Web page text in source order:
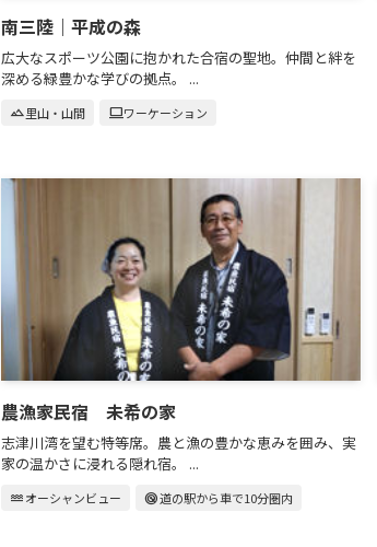
南三陸｜平成の森
広大なスポーツ公園に抱かれた合宿の聖地。仲間と絆を
深める緑豊かな学びの拠点。 ...
landscape里山・山間 computerワーケーション
農漁家民宿 未希の家
志津川湾を望む特等席。農と漁の豊かな恵みを囲み、実
家の温かさに浸れる隠れ宿。 ...
waterオーシャンビュー radar道の駅から車で10分圏内